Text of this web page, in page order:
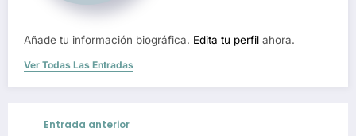
Añade tu información biográfica. Edita tu perfil ahora.
Ver Todas Las Entradas
Entrada anterior